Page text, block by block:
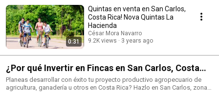
0:31
Quintas en venta en San Carlos,
Costa Rica! Nova Quintas La
Hacienda
César Mora Navarro
9.2K views
3 years ago
¿Por qué Invertir en Fincas en San Carlos, Costa
Rica?
Planeas desarrollar con éxito tu proyecto productivo agropecuario de
agricultura, ganadería u otros en Costa Rica? Hazlo en San Carlos, zona